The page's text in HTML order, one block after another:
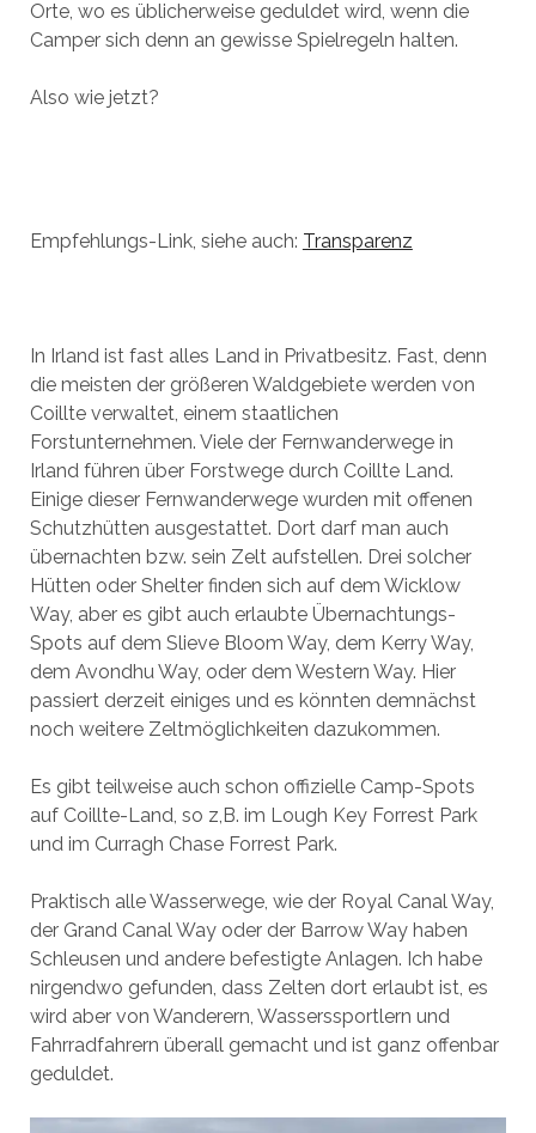
Orte, wo es üblicherweise geduldet wird, wenn die
Camper sich denn an gewisse Spielregeln halten.
Also wie jetzt?
Empfehlungs-Link, siehe auch: Transparenz
In Irland ist fast alles Land in Privatbesitz. Fast, denn
die meisten der größeren Waldgebiete werden von
Coillte verwaltet, einem staatlichen
Forstunternehmen. Viele der Fernwanderwege in
Irland führen über Forstwege durch Coillte Land.
Einige dieser Fernwanderwege wurden mit offenen
Schutzhütten ausgestattet. Dort darf man auch
übernachten bzw. sein Zelt aufstellen. Drei solcher
Hütten oder Shelter finden sich auf dem Wicklow
Way, aber es gibt auch erlaubte Übernachtungs-
Spots auf dem Slieve Bloom Way, dem Kerry Way,
dem Avondhu Way, oder dem Western Way. Hier
passiert derzeit einiges und es könnten demnächst
noch weitere Zeltmöglichkeiten dazukommen.
Es gibt teilweise auch schon offizielle Camp-Spots
auf Coillte-Land, so z,B. im Lough Key Forrest Park
und im Curragh Chase Forrest Park.
Praktisch alle Wasserwege, wie der Royal Canal Way,
der Grand Canal Way oder der Barrow Way haben
Schleusen und andere befestigte Anlagen. Ich habe
nirgendwo gefunden, dass Zelten dort erlaubt ist, es
wird aber von Wanderern, Wasserssportlern und
Fahrradfahrern überall gemacht und ist ganz offenbar
geduldet.